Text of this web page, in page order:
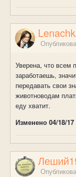
Уверена, что всем
заработаешь,
передавать свои
животноводам
еду хватит.
Изменено 04/18/17